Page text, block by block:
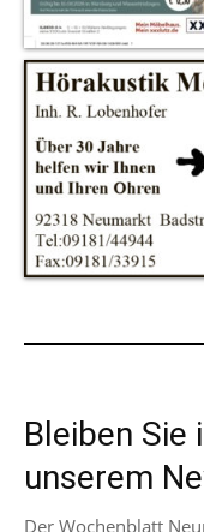
Bleiben
unserem
Der Wochenblatt